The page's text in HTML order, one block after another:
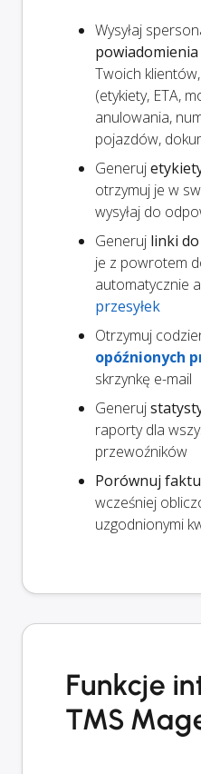
Wysyłaj
Twoich
(etykiety, ETA,
anulowania,
pojazdów,
Generuj
otrzymuj je w
wysyłaj do
Generuj linki
je z powrotem
automatycznie
przesyłek
Otrzymuj
opóźnionych
skrzynkę e-mail
Generuj
raporty dla
przewoźników
Porównuj
wcześniej
uzgodnionymi
Funkcje
TMS